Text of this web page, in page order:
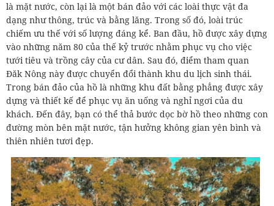
là mặt nước, còn lại là một bán đảo với các loài thực vật đa
dạng như thông, trúc và bằng lăng. Trong số đó, loài trúc
chiếm ưu thế với số lượng đáng kể. Ban đầu, hồ được xây dựng
vào những năm 80 của thế kỷ trước nhằm phục vụ cho việc
tưới tiêu và trồng cây của cư dân. Sau đó, điểm tham quan
Đăk Nông này được chuyển đổi thành khu du lịch sinh thái.
Trong bán đảo của hồ là những khu đất bằng phẳng được xây
dựng và thiết kế để phục vụ ăn uống và nghỉ ngơi của du
khách. Đến đây, bạn có thể thả bước dọc bờ hồ theo những con
đường mòn bên mặt nước, tận hưởng không gian yên bình và
thiên nhiên tươi đẹp.